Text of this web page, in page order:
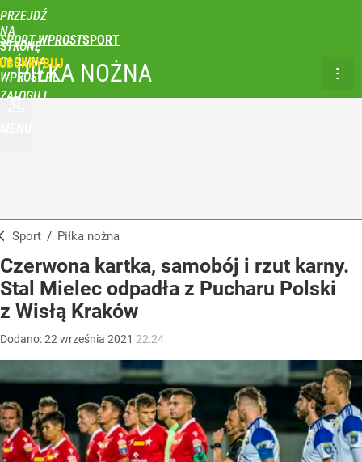
PRZEJDŹ
NA
STRONĘ
GŁÓWNĄ
WPROST.PL
SPORT WPROST
ZALOGUJ
PIŁKA NOŻNA
Sport / Piłka nożna
Czerwona kartka, samobój i rzut karny.
Stal Mielec odpadła z Pucharu Polski
z Wisłą Kraków
Dodano:22 września 2021 22:24